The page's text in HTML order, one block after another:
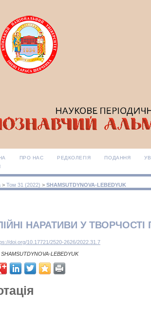
ПРО НАС РЕДКОЛЕГІЯ ПОДАННЯ
> Том 31 (2022) > SHAMSUTDYNOVA-LEBEDYUK
НАРАТИВИ У
doi.org/10.17721/2520-2626/2022.31.7
SHAMSUTDYNOVA-LEBEDYUK